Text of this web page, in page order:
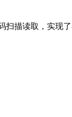
描读取，实现